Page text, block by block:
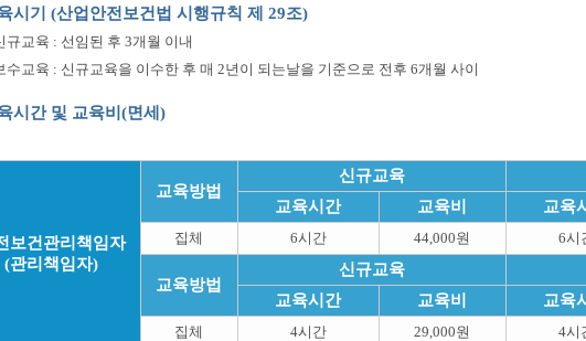
시기 (산업안전보건법 시행규칙 제 29조)
규교육 : 선임된 후 3개월 이내
수교육 : 신규교육을 이수한 후 매 2년이 되는날을 기준으로 전후 6개월 사이
시간 및 교육비(면세)
보건관리책임자
(관리책임자)
교육방법
신규교육
교육시간
교육비 교육
집체 6시간 44,000원 6시
교육방법
신규교육
교육시간
교육비 교육
집체 4시간 29,000원 4시